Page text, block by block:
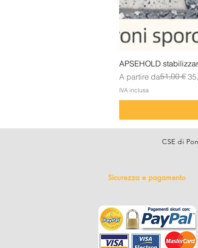
APSEHOLD
A partire da
Prezzo regolare51,00 €
Prezzo scontato
IVA inclusa
CSE di
Sicurezza e pagamento